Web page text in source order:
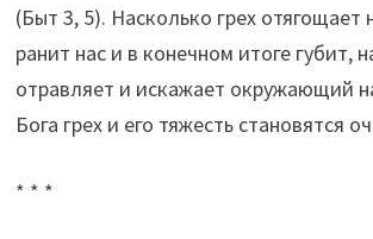
(Быт 3, 5). Насколько грех отягощает
ранит нас и в конечном итоге губит,
отравляет и искажает окружающий
Бога грех и его тяжесть становятся
* * *